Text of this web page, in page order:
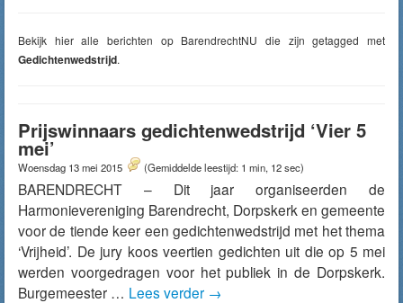
Bekijk hier alle berichten op BarendrechtNU die zijn getagged met
Gedichtenwedstrijd.
Prijswinnaars gedichtenwedstrijd ‘Vier 5
mei’
Woensdag 13 mei 2015 (Gemiddelde leestijd: 1 min, 12 sec)
BARENDRECHT – Dit jaar organiseerden de
Harmonievereniging Barendrecht, Dorpskerk en gemeente
voor de tiende keer een gedichtenwedstrijd met het thema
‘Vrijheid’. De jury koos veertien gedichten uit die op 5 mei
werden voorgedragen voor het publiek in de Dorpskerk.
Burgemeester … Lees verder →